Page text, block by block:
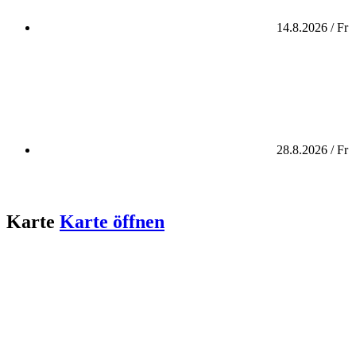
14.8.2026 / Fr
28.8.2026 / Fr
Karte Karte öffnen